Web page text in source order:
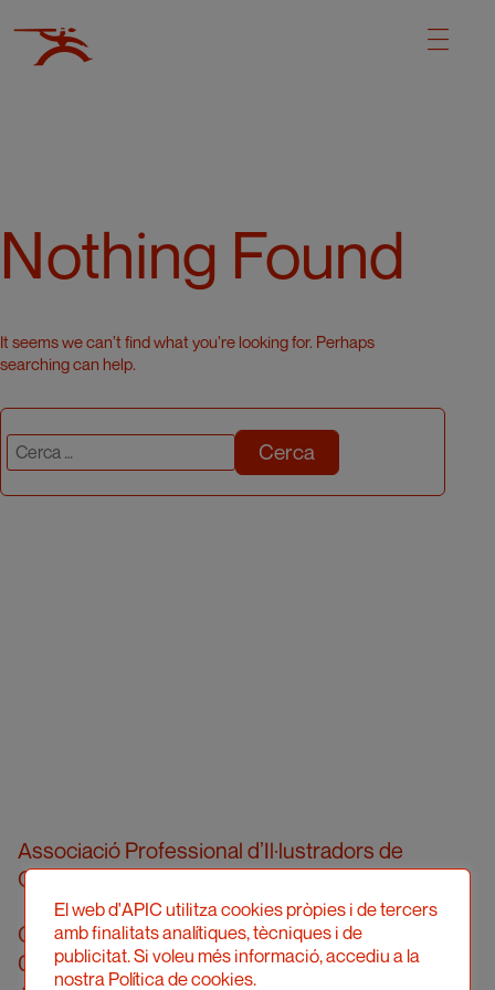
Nothing Found
It seems we can’t find what you’re looking for. Perhaps
searching can help.
Cerca:
Associació Professional d’Il·lustradors de
Catalunya
Carrer Londres, 96, pral. 2a
08036 Barcelona
El web d'APIC utilitza cookies pròpies i de tercers
amb finalitats analítiques, tècniques i de
publicitat. Si voleu més informació, accediu a la
nostra Política de cookies.